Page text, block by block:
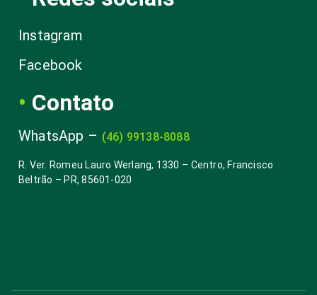
Instagram
Facebook
• Contato
WhatsApp – (46) 99138-8088
R. Ver. Romeu Lauro Werlang, 1330 – Centro, Francisco
Beltrão – PR, 85601-020